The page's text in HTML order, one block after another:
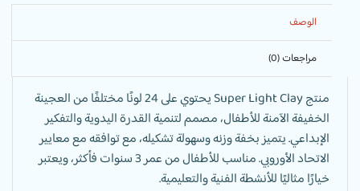
الوصف
مراجعات (0)
منتج Super Light Clay يحتوي على 24 لونًا مختلفًا من العجينة
الخفيفة الآمنة للأطفال، مصمم لتنمية القدرة اليدوية والتفكير
الإبداعي. يتميز بخفة وزنه وسهولة تشكيله، مع توافقه مع معايير
الاتحاد الأوروبي. مناسب للأطفال من عمر 3 سنوات فأكثر، ويعتبر
خيارًا مثاليًا للأنشطة الفنية والتعليمية.